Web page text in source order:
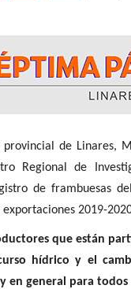
Linares, María
Regional de
de frambuesas
2019-
que están
hídrico y el
en general para todos
16 años de